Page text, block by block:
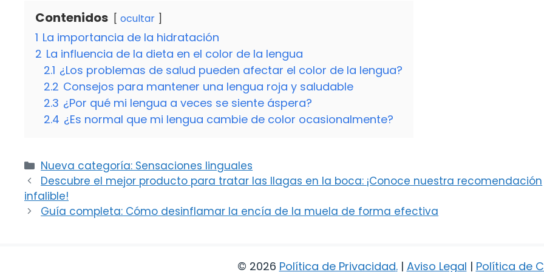
Contenidos ocultar
1 La importancia de la hidratación
2 La influencia de la dieta en el color de la lengua
2.1 ¿Los problemas de salud pueden afectar el color de la lengua?
2.2 Consejos para mantener una lengua roja y saludable
2.3 ¿Por qué mi lengua a veces se siente áspera?
2.4 ¿Es normal que mi lengua cambie de color ocasionalmente?
Categorías
Nueva categoría: Sensaciones linguales
Descubre el mejor producto para tratar las llagas en la boca: ¡Conoce nuestra recomendación
infalible!
Guía completa: Cómo desinflamar la encía de la muela de forma efectiva
© 2026 Política de Privacidad.| Aviso Legal | Política de